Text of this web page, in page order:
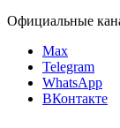
Официальные
Max
Telegram
WhatsApp
ВКонтакте